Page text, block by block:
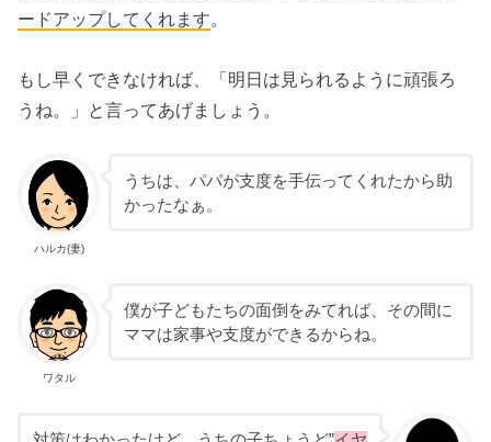
ードアップしてくれます。
もし早くできなければ、「明日は見られるように頑張ろ
うね。」と言ってあげましょう。
ハルカ(妻)
うちは、パパが支度を手伝ってくれたから助
かったなぁ。
ワタル
僕が子どもたちの面倒をみてれば、その間に
ママは家事や支度ができるからね。